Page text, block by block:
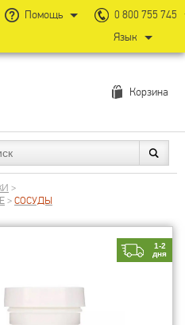
Корзина
>
>СОСУДЫ
1-2
дня
Помощь
0 800 755 745
Язык